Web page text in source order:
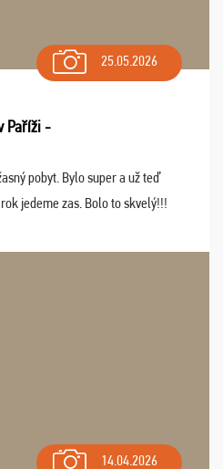
25.05.2026
Paříži -
pobyt. Bylo super a už teď
jedeme zas. Bolo to skvelý!!!
14.04.2026